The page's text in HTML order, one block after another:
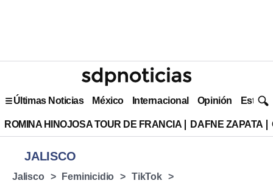
Últimas Noticias México Internacional Opinión Estilo
ROMINA HINOJOSA TOUR DE FRANCIA DAFNE ZAPATA
JALISCO
Jalisco Feminicidio TikTok